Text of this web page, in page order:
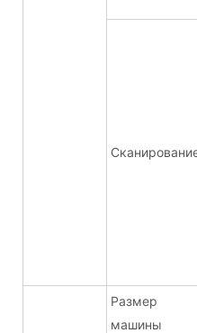
Размер
машины